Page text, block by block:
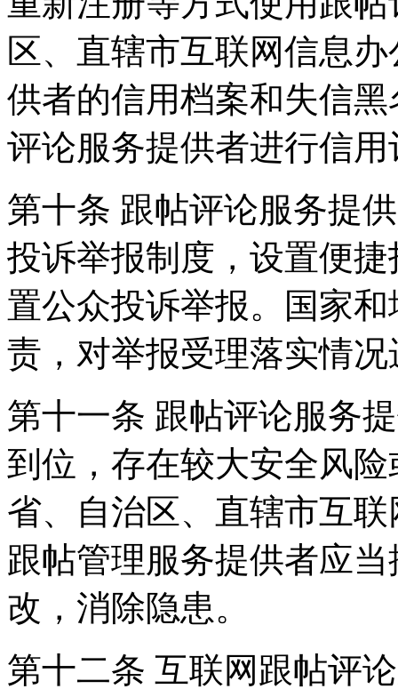
区、直辖市互联网信息
供者的信用档案和失信
评论服务提供者进行信用
第十条 跟帖评论服务提
投诉举报制度，设置便
置公众投诉举报。国家
责，对举报受理落实情
第十一条 跟帖评论服务
到位，存在较大安全风
省、自治区、直辖市互
跟帖管理服务提供者应
改，消除隐患。
第十二条 互联网跟帖评